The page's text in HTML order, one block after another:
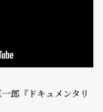
郎『ドキュメンタリ